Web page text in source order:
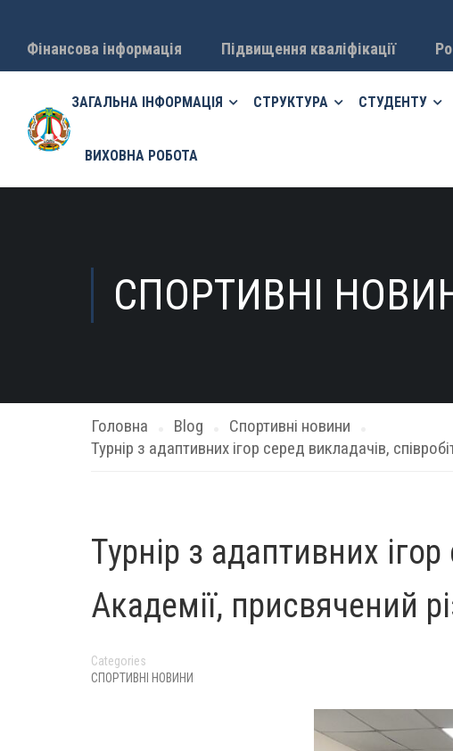
Фінансова інформація Підвищення кваліфікації
ЗАГАЛЬНА ІНФОРМАЦІЯ СТРУКТУРА СТУДЕНТУ
ВИХОВНА РОБОТА
СПОРТИВНІ
Головна Blog
Спортивні новини
Турнір з адаптивних ігор серед викладачів,
Турнір з адаптивних
Академії, присвячений
Categories
СПОРТИВНІ НОВИНИ